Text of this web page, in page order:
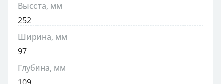
Высота, мм
252
Ширина, мм
97
Глубина, мм